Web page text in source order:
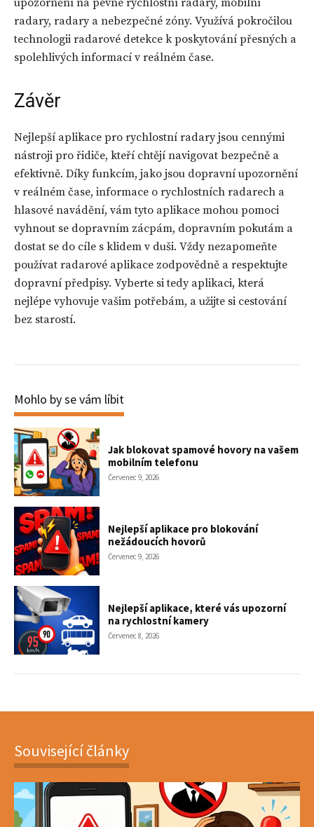
upozornění na pevné rychlostní radary, mobilní
radary, radary a nebezpečné zóny. Využívá pokročilou
technologii radarové detekce k poskytování přesných a
spolehlivých informací v reálném čase.
Závěr
Nejlepší aplikace pro rychlostní radary jsou cennými
nástroji pro řidiče, kteří chtějí navigovat bezpečně a
efektivně. Díky funkcím, jako jsou dopravní upozornění
v reálném čase, informace o rychlostních radarech a
hlasové navádění, vám tyto aplikace mohou pomoci
vyhnout se dopravním zácpám, dopravním pokutám a
dostat se do cíle s klidem v duši. Vždy nezapomeňte
používat radarové aplikace zodpovědně a respektujte
dopravní předpisy. Vyberte si tedy aplikaci, která
nejlépe vyhovuje vašim potřebám, a užijte si cestování
bez starostí.
Mohlo by se vám líbit
Jak blokovat spamové hovory na vašem
mobilním telefonu
Červenec 9, 2026
Nejlepší aplikace pro blokování
nežádoucích hovorů
Červenec 9, 2026
Nejlepší aplikace, které vás upozorní
na rychlostní kamery
Červenec 8, 2026
Související články